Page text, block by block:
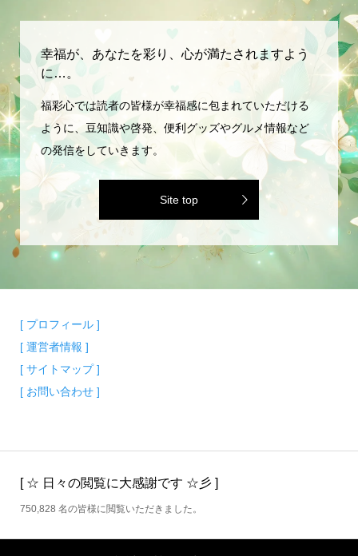
幸福が、あなたを彩り、心が満たされますよう
に…。
福彩心では読者の皆様が幸福感に包まれていただける
ように、豆知識や啓発、便利グッズやグルメ情報など
の発信をしていきます。
Site top
[ プロフィール ]
[ 運営者情報 ]
[ サイトマップ ]
[ お問い合わせ ]
[ ☆ 日々の閲覧に大感謝です ☆彡 ]
750,828 名の皆様に閲覧いただきました。